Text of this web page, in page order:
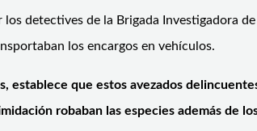
detectives de la Brigada Investigadora
los encargos en vehículos.
establece que estos avezados
robaban las especies además de